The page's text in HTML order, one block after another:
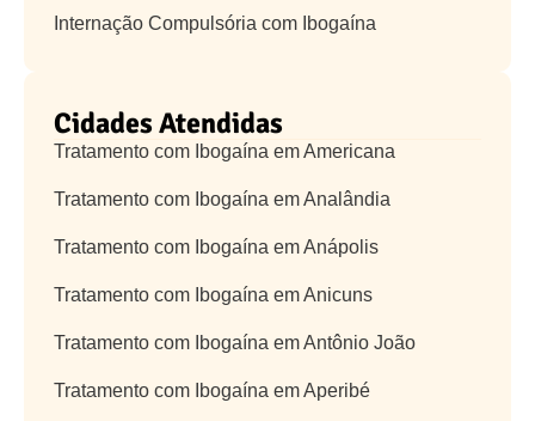
Internação Compulsória com Ibogaína
Cidades Atendidas
Tratamento com Ibogaína em Americana
Tratamento com Ibogaína em Analândia
Tratamento com Ibogaína em Anápolis
Tratamento com Ibogaína em Anicuns
Tratamento com Ibogaína em Antônio João
Tratamento com Ibogaína em Aperibé